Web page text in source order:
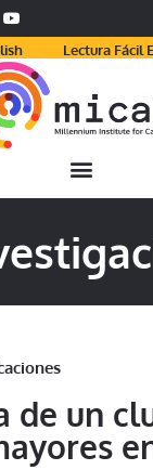
Lectura Fácil
de un